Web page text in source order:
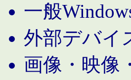
一般
外部デバイ
画像・映像